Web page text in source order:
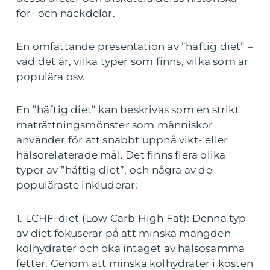
för- och nackdelar.
En omfattande presentation av ”häftig diet” –
vad det är, vilka typer som finns, vilka som är
populära osv.
En ”häftig diet” kan beskrivas som en strikt
maträttningsmönster som människor
använder för att snabbt uppnå vikt- eller
hälsorelaterade mål. Det finns flera olika
typer av ”häftig diet”, och några av de
populäraste inkluderar:
1. LCHF-diet (Low Carb High Fat): Denna typ
av diet fokuserar på att minska mängden
kolhydrater och öka intaget av hälsosamma
fetter. Genom att minska kolhydrater i kosten